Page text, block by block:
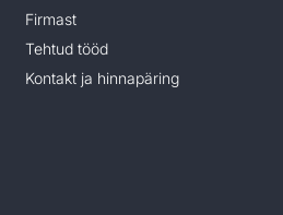
Firmast
Tehtud tööd
Kontakt ja hinnapäring